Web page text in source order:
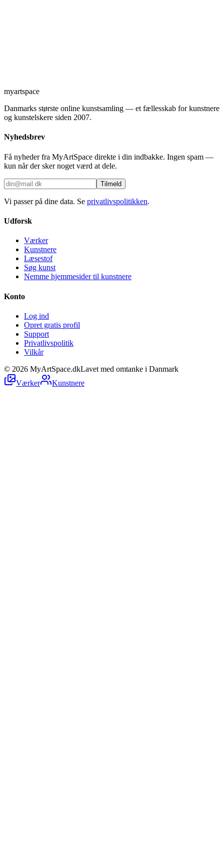
myartspace
Danmarks største online kunstsamling — et fællesskab for kunstnere
og kunstelskere siden 2007.
Nyhedsbrev
Få nyheder fra MyArtSpace direkte i din indbakke. Ingen spam —
kun når der sker noget værd at dele.
Tilmeld
Vi passer på dine data. Se privatlivspolitikken.
Udforsk
Værker
Kunstnere
Læsestof
Søg kunst
Nemme hjemmesider til kunstnere
Konto
Log ind
Opret gratis profil
Support
Privatlivspolitik
Vilkår
© 2026 MyArtSpace.dkLavet med omtanke i Danmark
Værker
Kunstnere